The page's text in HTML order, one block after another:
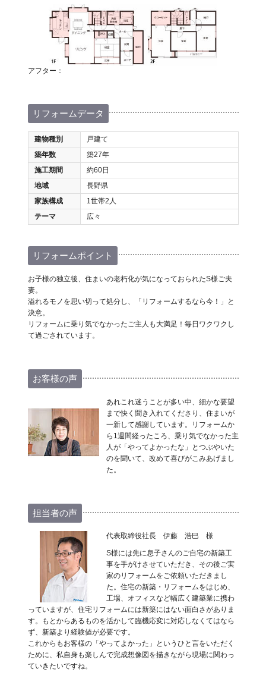
アフター：
リフォームデータ
建物種別
戸建て
築年数
築27年
施工期間
約60日
地域
長野県
家族構成
1世帯2人
テーマ
広々
リフォームポイント
お子様の独立後、住まいの老朽化が気になっておられたS様ご夫
妻。
溢れるモノを思い切って処分し、「リフォームするなら今！」と
決意。
リフォームに乗り気でなかったご主人も大満足！毎日ワクワクし
て過ごされています。
お客様の声
あれこれ迷うことが多い中、細かな要望
まで快く聞き入れてくださり、住まいが
一新して感謝しています。リフォームか
ら1週間経ったころ、乗り気でなかった主
人が「やってよかったな」とつぶやいた
のを聞いて、改めて喜びがこみあげまし
た。
担当者の声
代表取締役社長 伊藤 浩巳 様
S様には先に息子さんのご自宅の新築工
事を手がけさせていただき、その後ご実
家のリフォームをご依頼いただきまし
た。住宅の新築・リフォームをはじめ、
工場、オフィスなど幅広く建築業に携わ
っていますが、住宅リフォームには新築にはない面白さがありま
す。もとからあるものを活かして臨機応変に対応しなくてはなら
ず、新築より経験値が必要です。
これからもお客様の「やってよかった」というひと言をいただく
ために、私自身も楽しんで完成想像図を描きながら現場に関わっ
ていきたいですね。